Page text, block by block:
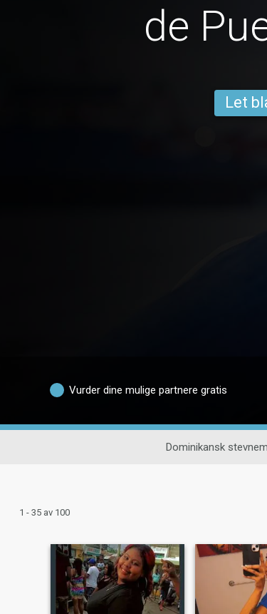
de
Let
Vurder dine mulige partnere gratis
Dominikansk
1 - 35 av 100